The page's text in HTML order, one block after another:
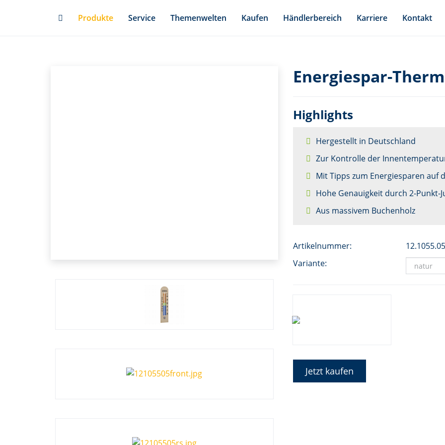
Produkte Service Themenwelten Kaufen Händlerbereich Karriere Kontakt
Energiespar-
Highlights
Hergestellt in Deutschland
Zur Kontrolle der
Mit Tipps zum Energiesparen auf
Hohe Genauigkeit durch 2-Punkt-
Aus massivem Buchenholz
Artikelnummer:
12.1055.05
Variante:
Jetzt kaufen